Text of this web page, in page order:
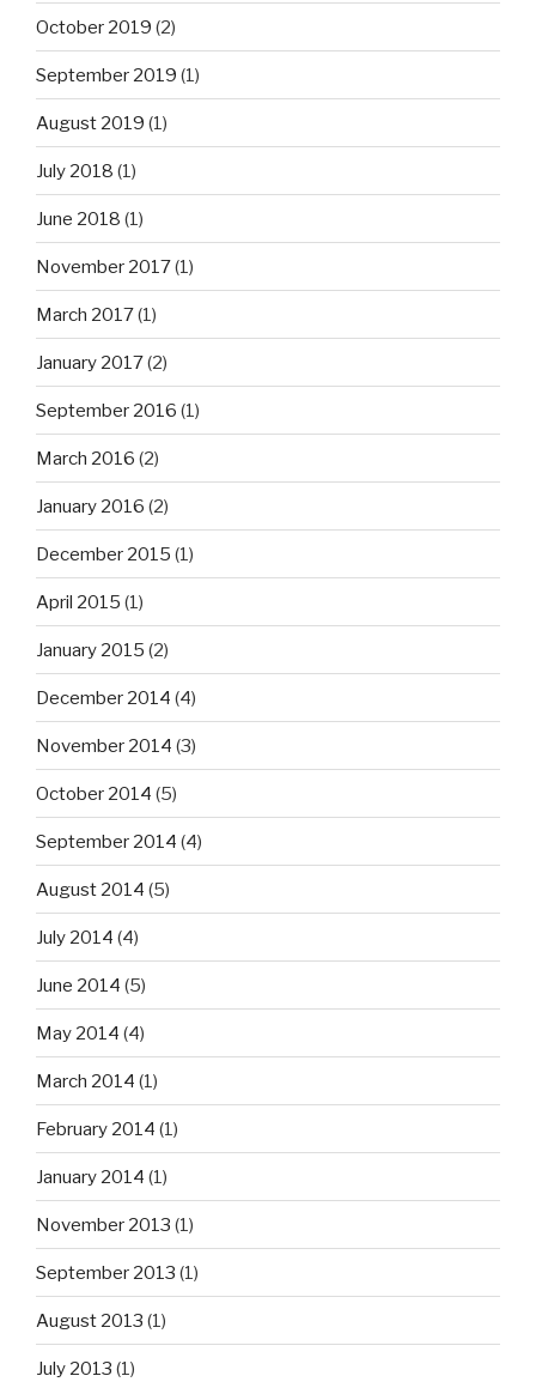
October 2019 (2)
September 2019 (1)
August 2019 (1)
July 2018 (1)
June 2018 (1)
November 2017(1)
March 2017(1)
January 2017(2)
September 2016 (1)
March 2016 (2)
January 2016 (2)
December 2015 (1)
April 2015 (1)
January 2015 (2)
December 2014 (4)
November 2014 (3)
October 2014 (5)
September 2014 (4)
August 2014 (5)
July 2014 (4)
June 2014 (5)
May 2014 (4)
March 2014 (1)
February 2014 (1)
January 2014 (1)
November 2013 (1)
September 2013 (1)
August 2013 (1)
July 2013 (1)